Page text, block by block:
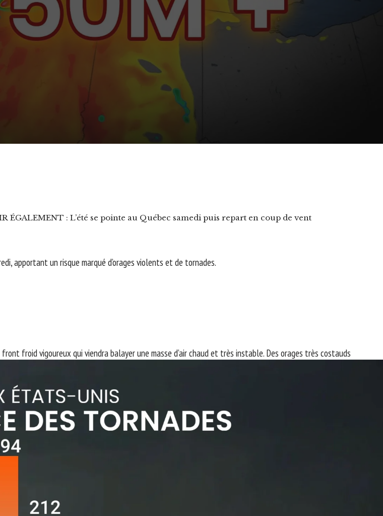
ÉGALEMENT : L’été se pointe au Québec samedi puis repart en coup de vent
apportant un risque marqué d’orages violents et de tornades.
froid vigoureux qui viendra balayer une masse d’air chaud et très instable. Des orages très costauds
des orages).
élevé dans la portion nord des régions touchées par ce système, soit dans l’Iowa, au Wisconsin et
des vents sera le plus favorable à la rotation.
violents et les grêlons qui inquiètent les autorités, bien que des tornades soient possibles.
une journée qui pourrait brasser aux États-Unis », résume le météorologue Nicolas Lessard. «
mois d’avril se classe au deuxième rang des mois les plus actifs, à égalité avec juin, avec une moyenne